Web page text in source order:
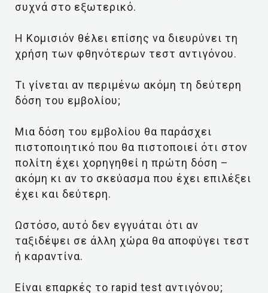
συχνά στο εξωτερικό.
Η Κομισιόν θέλει επίσης να διευρύνει τη
χρήση των φθηνότερων τεστ αντιγόνου.
Τι γίνεται αν περιμένω ακόμη τη δεύτερη
δόση του εμβολίου;
Μια δόση του εμβολίου θα παράσχει
πιστοποιητικό που θα πιστοποιεί ότι στον
πολίτη έχει χορηγηθεί η πρώτη δόση –
ακόμη κι αν το σκεύασμα που έχει επιλέξει
έχει και δεύτερη.
Ωστόσο, αυτό δεν εγγυάται ότι αν
ταξιδέψει σε άλλη χώρα θα αποφύγει τεστ
ή καραντίνα.
Είναι επαρκές το rapid test αντιγόνου;